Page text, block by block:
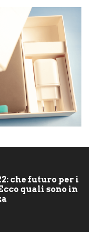
che futuro per i
quali sono in